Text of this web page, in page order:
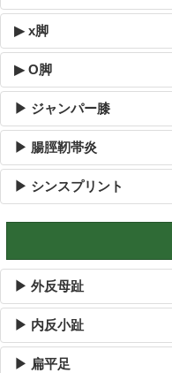
▶ x脚
▶ O脚
▶ ジャンパー膝
▶ 腸脛靭帯炎
▶ シンスプリント
▶ 外反母趾
▶ 内反小趾
▶ 扁平足